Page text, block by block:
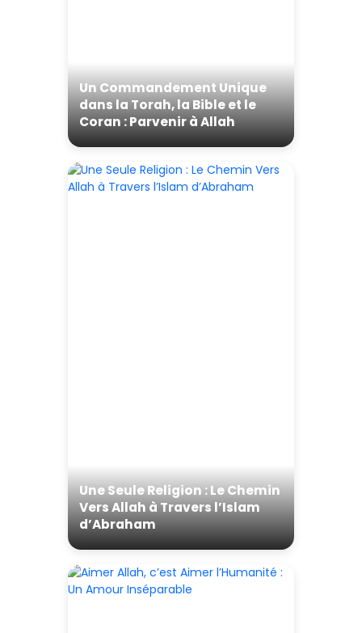
Un Commandement Unique
dans la Torah, la Bible et le
Coran : Parvenir à Allah
Une Seule Religion : Le Chemin
Vers Allah à Travers l’Islam
d’Abraham